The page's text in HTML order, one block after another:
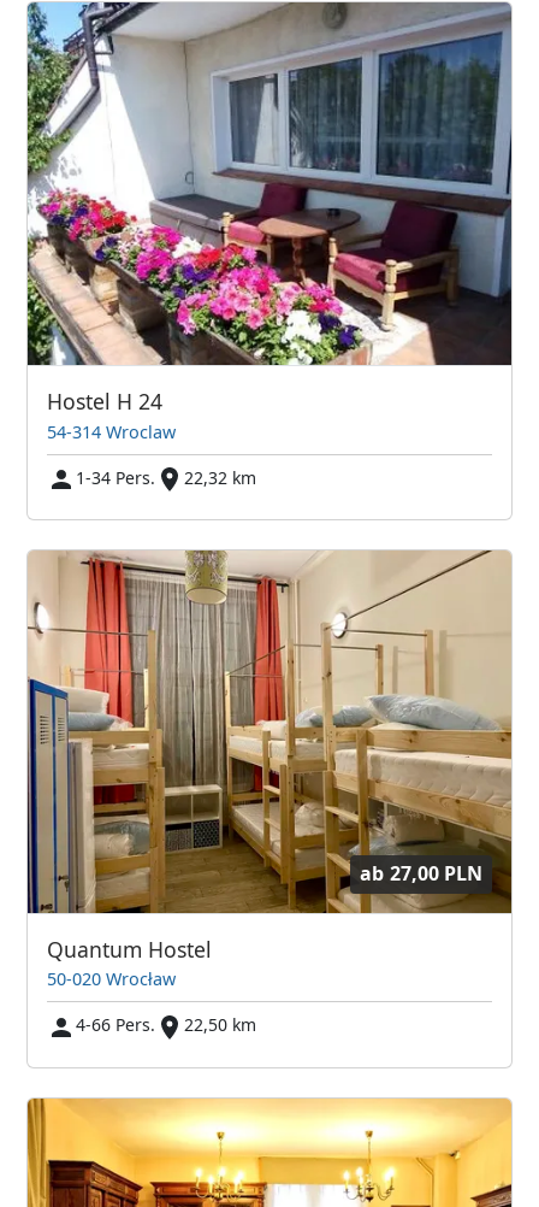
Hostel H 24
54-314 Wroclaw
1-34 Pers.
22,32 km
ab 27,00 PLN
Quantum Hostel
50-020 Wrocław
4-66 Pers.
22,50 km